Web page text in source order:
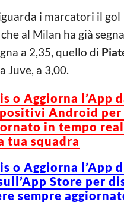
i marcatori il gol
che al Milan ha già
a 2,35, quello di
Juve, a 3,00.
o Aggiorna l’App
Android per
in tempo
tua squadra
o Aggiorna l’App
Store per
sempre